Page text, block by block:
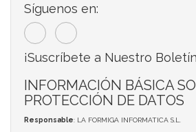
Síguenos en:
¡Suscríbete a Nuestro
INFORMACIÓN BÁSICA
PROTECCIÓN DE DATOS
Responsable: LA FORMIGA INFORMATICA S.L.